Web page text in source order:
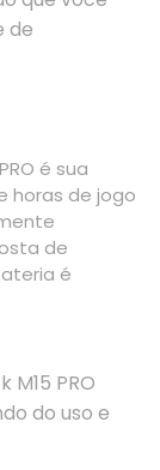
de
é sua
horas de jogo
de
é
PRO
do uso e